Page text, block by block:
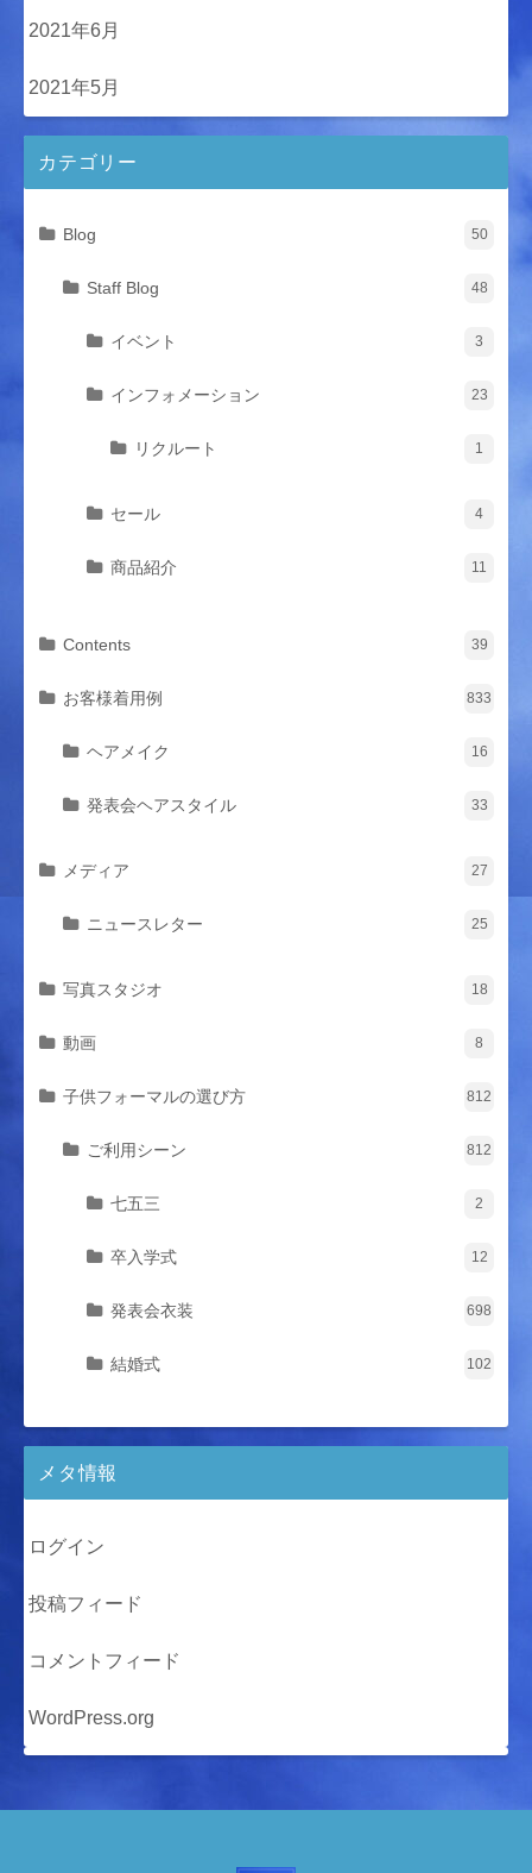
2021年6月
2021年5月
カテゴリー
Blog 50
Staff Blog 48
イベント 3
インフォメーション 23
リクルート 1
セール 4
商品紹介 11
Contents 39
お客様着用例 833
ヘアメイク 16
発表会ヘアスタイル 33
メディア 27
ニュースレター 25
写真スタジオ 18
動画 8
子供フォーマルの選び方 812
ご利用シーン 812
七五三 2
卒入学式 12
発表会衣装 698
結婚式 102
メタ情報
ログイン
投稿フィード
コメントフィード
WordPress.org